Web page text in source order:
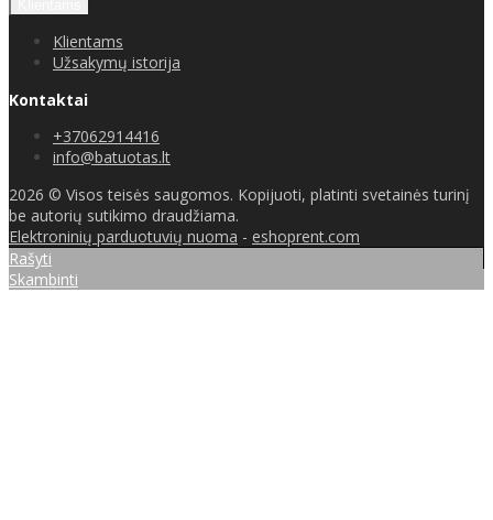
Klientams
Užsakymų istorija
Kontaktai
+37062914416
info@batuotas.lt
2026 © Visos teisės saugomos. Kopijuoti, platinti svetainės turinį
be autorių sutikimo draudžiama.
Elektroninių parduotuvių nuoma - eshoprent.com
Rašyti
Skambinti